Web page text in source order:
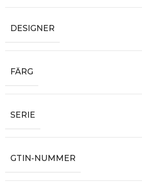
DESIGNER
FÄRG
SERIE
GTIN-NUMMER